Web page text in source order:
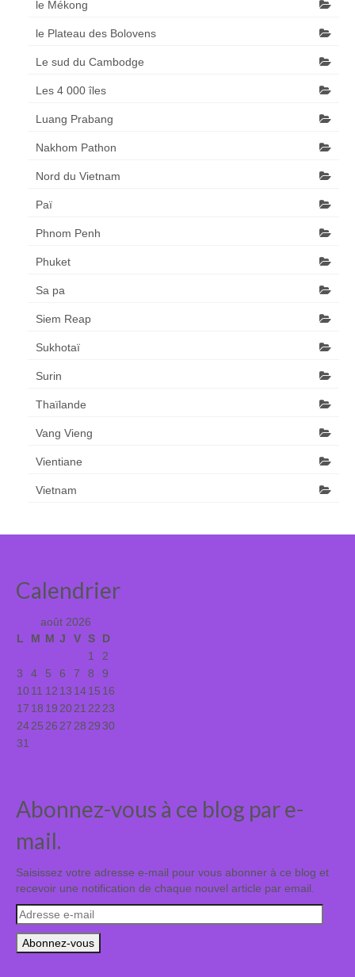
le Mékong
le Plateau des Bolovens
Le sud du Cambodge
Les 4 000 îles
Luang Prabang
Nakhom Pathon
Nord du Vietnam
Paï
Phnom Penh
Phuket
Sa pa
Siem Reap
Sukhotaï
Surin
Thaïlande
Vang Vieng
Vientiane
Vietnam
Calendrier
août 2026
L
M M J V S D
1
2
3
4 5 6 7 8
9
1011 12 13 1415 16
17 18 19 2021 22 23
2425 26 27 28 2930
31
Abonnez-vous à ce blog par e-
mail.
Saisissez votre adresse e-mail pour vous abonner à ce blog et
recevoir une notification de chaque nouvel article par email.
Adresse
e-
mail